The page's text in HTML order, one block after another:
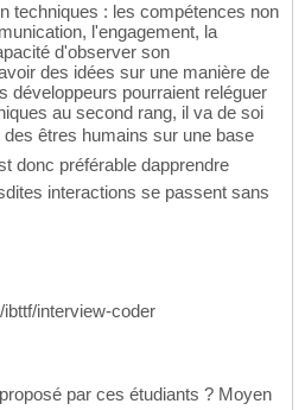
techniques : les compétences non
l'engagement, la
d'observer son
des idées sur une manière de
développeurs pourraient reléguer
au second rang, il va de soi
des êtres humains sur une base
donc préférable dapprendre
interactions se passent sans
interview-coder
par ces étudiants ? Moyen